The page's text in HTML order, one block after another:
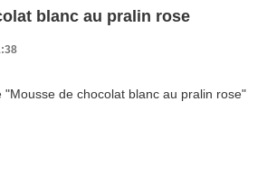
blanc au pralin rose